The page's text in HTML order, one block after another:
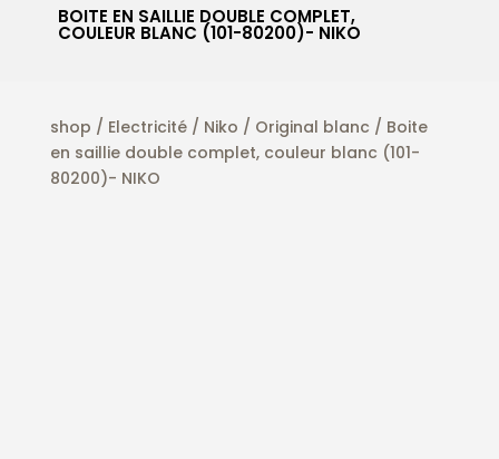
BOITE EN SAILLIE DOUBLE COMPLET,
COULEUR BLANC (101-80200)- NIKO
shop / Electricité/ Niko / Original blanc / Boite
en saillie double complet, couleur blanc (101-
80200)- NIKO